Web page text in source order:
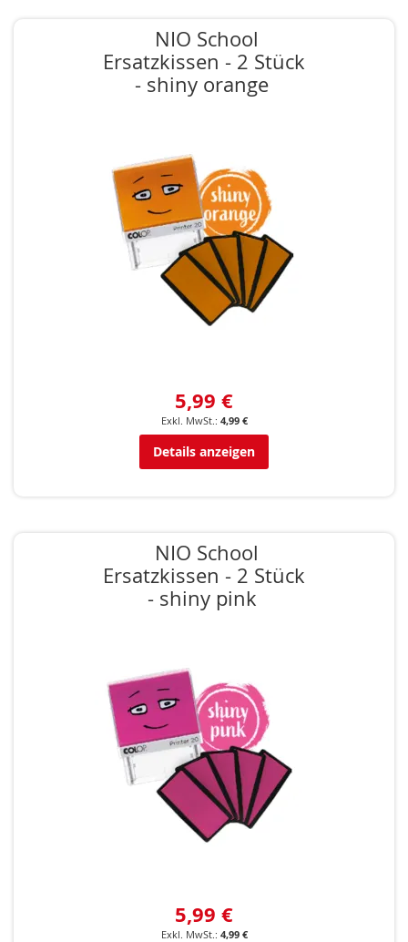
NIO School
Ersatzkissen - 2 Stück
- shiny orange
5,99 €
4,99 €
Details anzeigen
NIO School
Ersatzkissen - 2 Stück
- shiny pink
5,99 €
4,99 €